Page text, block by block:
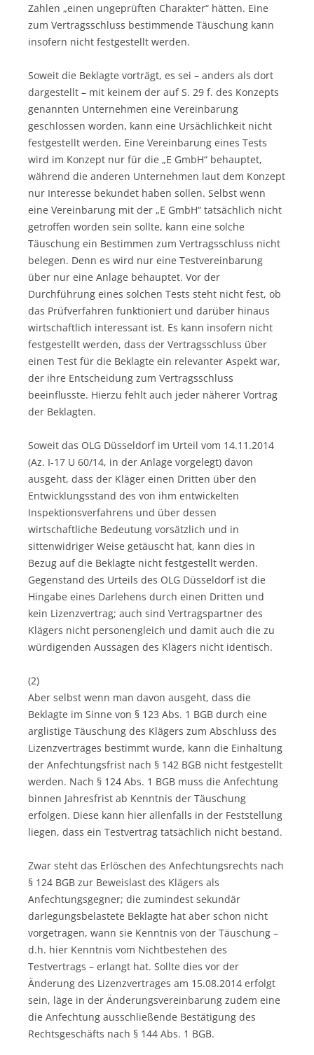
Zahlen „einen ungeprüften Charakter“ hätten. Eine
zum Vertragsschluss bestimmende Täuschung kann
insofern nicht festgestellt werden.
Soweit die Beklagte vorträgt, es sei – anders als dort
dargestellt – mit keinem der auf S. 29 f. des Konzepts
genannten Unternehmen eine Vereinbarung
geschlossen worden, kann eine Ursächlichkeit nicht
festgestellt werden. Eine Vereinbarung eines Tests
wird im Konzept nur für die „E GmbH“ behauptet,
während die anderen Unternehmen laut dem Konzept
nur Interesse bekundet haben sollen. Selbst wenn
eine Vereinbarung mit der „E GmbH“ tatsächlich nicht
getroffen worden sein sollte, kann eine solche
Täuschung ein Bestimmen zum Vertragsschluss nicht
belegen. Denn es wird nur eine Testvereinbarung
über nur eine Anlage behauptet. Vor der
Durchführung eines solchen Tests steht nicht fest, ob
das Prüfverfahren funktioniert und darüber hinaus
wirtschaftlich interessant ist. Es kann insofern nicht
festgestellt werden, dass der Vertragsschluss über
einen Test für die Beklagte ein relevanter Aspekt war,
der ihre Entscheidung zum Vertragsschluss
beeinflusste. Hierzu fehlt auch jeder näherer Vortrag
der Beklagten.
Soweit das OLG Düsseldorf im Urteil vom 14.11.2014
(Az. I-17 U 60/14, in der Anlage vorgelegt) davon
ausgeht, dass der Kläger einen Dritten über den
Entwicklungsstand des von ihm entwickelten
Inspektionsverfahrens und über dessen
wirtschaftliche Bedeutung vorsätzlich und in
sittenwidriger Weise getäuscht hat, kann dies in
Bezug auf die Beklagte nicht festgestellt werden.
Gegenstand des Urteils des OLG Düsseldorf ist die
Hingabe eines Darlehens durch einen Dritten und
kein Lizenzvertrag; auch sind Vertragspartner des
Klägers nicht personengleich und damit auch die zu
würdigenden Aussagen des Klägers nicht identisch.
(2)
Aber selbst wenn man davon ausgeht, dass die
Beklagte im Sinne von § 123 Abs. 1 BGB durch eine
arglistige Täuschung des Klägers zum Abschluss des
Lizenzvertrages bestimmt wurde, kann die Einhaltung
der Anfechtungsfrist nach § 142 BGB nicht festgestellt
werden. Nach § 124 Abs. 1 BGB muss die Anfechtung
binnen Jahresfrist ab Kenntnis der Täuschung
erfolgen. Diese kann hier allenfalls in der Feststellung
liegen, dass ein Testvertrag tatsächlich nicht bestand.
Zwar steht das Erlöschen des Anfechtungsrechts nach
§ 124 BGB zur Beweislast des Klägers als
Anfechtungsgegner; die zumindest sekundär
darlegungsbelastete Beklagte hat aber schon nicht
vorgetragen, wann sie Kenntnis von der Täuschung –
d.h. hier Kenntnis vom Nichtbestehen des
Testvertrags – erlangt hat. Sollte dies vor der
Änderung des Lizenzvertrages am 15.08.2014 erfolgt
sein, läge in der Änderungsvereinbarung zudem eine
die Anfechtung ausschließende Bestätigung des
Rechtsgeschäfts nach § 144 Abs. 1 BGB.